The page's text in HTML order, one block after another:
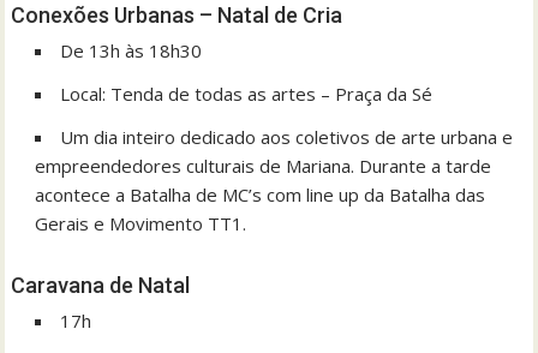
Conexões Urbanas – Natal de Cria
De 13h às 18h30
Local: Tenda de todas as artes – Praça da Sé
Um dia inteiro dedicado aos coletivos de arte urbana e
empreendedores culturais de Mariana. Durante a tarde
acontece a Batalha de MC’s com line up da Batalha das
Gerais e Movimento TT1.
Caravana de Natal
17h